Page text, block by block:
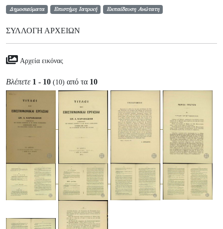
Δημοσιεύματα Επιστήμη Ιατρική Εκπαίδευση Ανώτατη
ΣΥΛΛΟΓΉ ΑΡΧΕΊΩΝ
Αρχεία εικόνας
Βλέπετε 1 - 10 (10) από τα 10